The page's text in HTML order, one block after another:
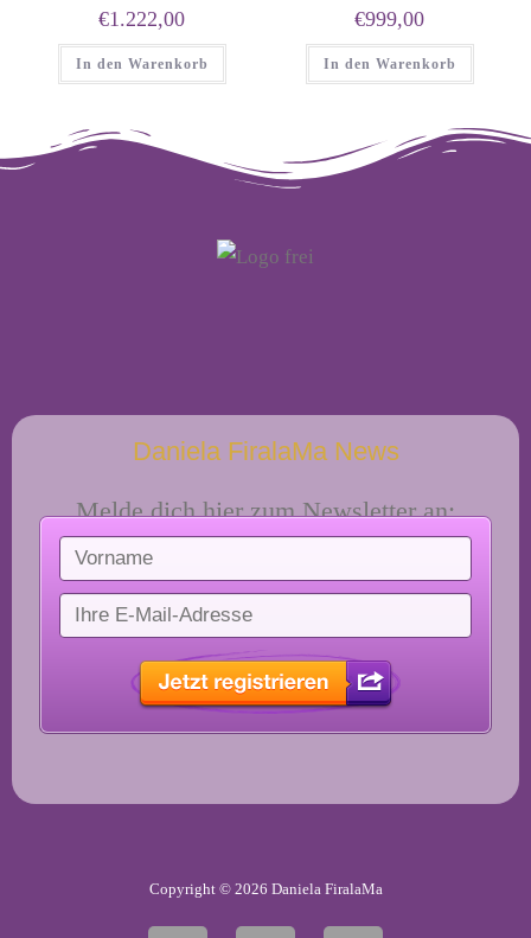
€1.222,00
In den Warenkorb
€999,00
In den Warenkorb
Daniela FiralaMa News
Melde dich hier zum Newsletter an:
Copyright © 2026 Daniela FiralaMa